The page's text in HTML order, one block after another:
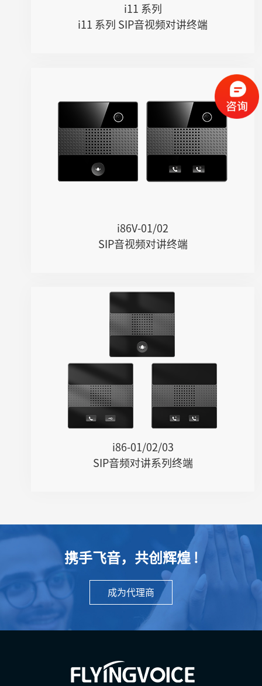
i11 系列
i11 系列 SIP音视频对讲终端
● 支持多路Opus、G.722等语音编解...
● 内置2.4GHz Wi-Fi
i86V-01/02
SIP音视频对讲终端
● 国际标准86尺寸
● 200万高清摄像头
● 1920*1080p 高分辨率视频画面
● 内置双麦克风阵列
● 支持Opus和G.722高清语音编解码
i86-01/02/03
SIP音频对讲系列终端
● 国际标准86尺寸
● 内置双麦克风阵列拾音
● 高清语音，支持Opus和G.722高清语...
● 工作温度-40°C~75℃
● 系统在线管理和升级
携手飞音，共创辉煌 !
成为代理商